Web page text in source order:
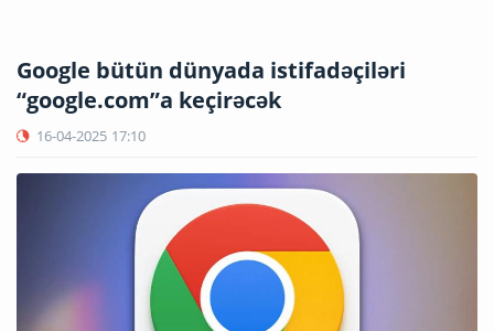
Google bütün dünyada istifadəçiləri
“google.com”a keçirəcək
16-04-2025 17:10